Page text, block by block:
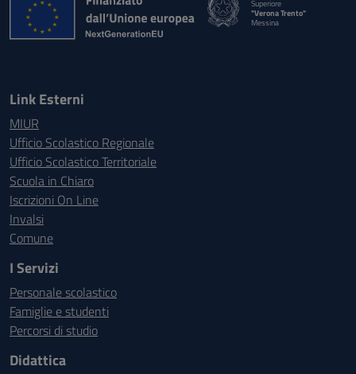
Superiore
"Verona Trento"
Messina
Link Esterni
MIUR
Ufficio Scolastico Regionale
Ufficio Scolastico Territoriale
Scuola in Chiaro
Iscrizioni On Line
Invalsi
Comune
I Servizi
Personale scolastico
Famiglie e studenti
Percorsi di studio
Didattica